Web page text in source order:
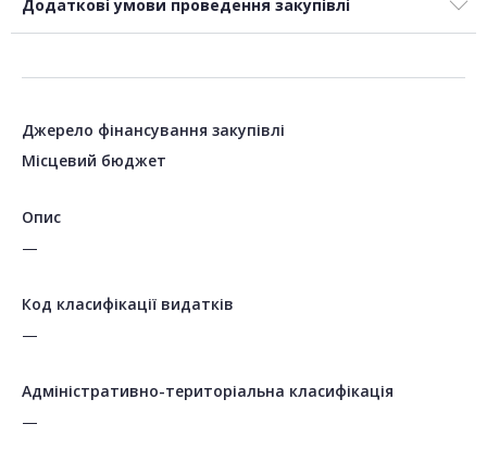
Додаткові умови проведення закупівлі
Джерело фінансування закупівлі
Місцевий бюджет
Опис
—
Код класифікації видатків
—
Адміністративно-територіальна класифікація
—